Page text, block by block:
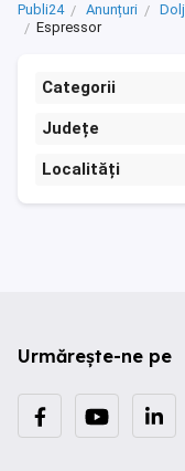
Publi24 Anunțuri Dolj
Espressor
Categorii
Județe
Localități
Urmărește-ne pe